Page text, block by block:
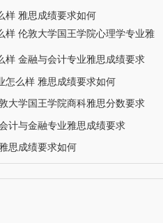
样 雅思成绩要求如何
样 伦敦大学国王学院心理学专业雅
样 金融与会计专业雅思成绩要求
怎么样 雅思成绩要求如何
大学国王学院商科雅思分数要求
计与金融专业雅思成绩要求
思成绩要求如何